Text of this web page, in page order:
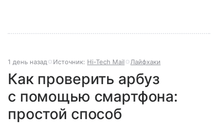
1 день назад Источник: Hi-Tech Mail Лайфхаки
Как проверить арбуз
с помощью смартфона:
простой способ